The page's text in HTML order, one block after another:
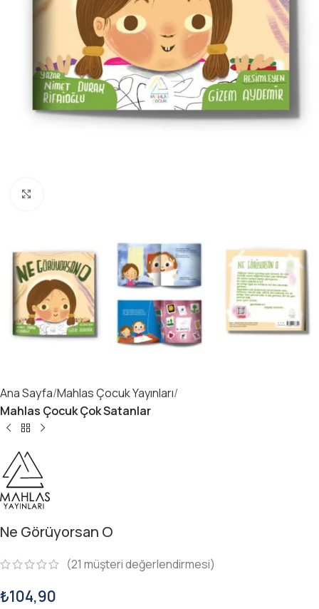
Ana Sayfa Mahlas Çocuk Yayınları
Mahlas Çocuk Çok Satanlar
Ne Görüyorsan O
(21 müşteri değerlendirmesi)
₺104,90